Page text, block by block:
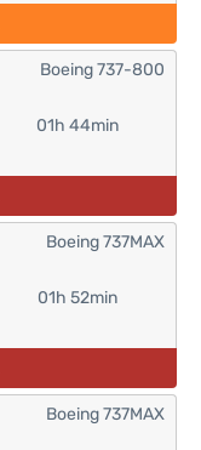
01h 44min
Boeing 737-800
01h 52min
Boeing 737MAX
Boeing 737MAX